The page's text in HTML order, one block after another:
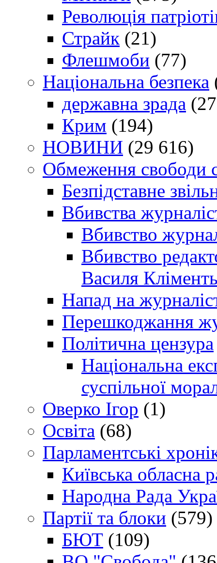
Революція
Страйк (21)
Флешмоби (77)
Національна безпека
державна зрада
Крим (194)
НОВИНИ (29 616)
Обмеження свободи
Безпідставне
Вбивства
Вбивство
Вбивство
Василя
Напад на
Перешкоджання
Політична цензура
Національна
суспільної
Оверко Ігор (1)
Освіта (68)
Парламентські
Київська обласна
Народна Рада
Партії та блоки (579)
БЮТ (109)